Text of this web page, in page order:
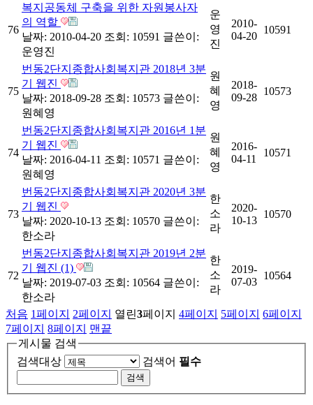
76
복지공동체 구축을 위한 자원봉사자
의 역할
날짜: 2010-04-20 조회: 10591 글쓴이:
운영진
운
영
진
2010-
04-20
10591
75
번동2단지종합사회복지관 2018년 3분
기 웹진
날짜: 2018-09-28 조회: 10573 글쓴이:
원혜영
원
혜
영
2018-
09-28
10573
74
번동2단지종합사회복지관 2016년 1분
기 웹진
날짜: 2016-04-11 조회: 10571 글쓴이:
원혜영
원
혜
영
2016-
04-11
10571
73
번동2단지종합사회복지관 2020년 3분
기 웹진
날짜: 2020-10-13 조회: 10570 글쓴이:
한소라
한
소
라
2020-
10-13
10570
72
번동2단지종합사회복지관 2019년 2분
기 웹진 (1)
날짜: 2019-07-03 조회: 10564 글쓴이:
한소라
한
소
라
2019-
07-03
10564
처음 1페이지 2페이지 열린3페이지 4페이지 5페이지 6페이지
7페이지 8페이지
맨끝
게시물 검색
검색대상
검색어 필수